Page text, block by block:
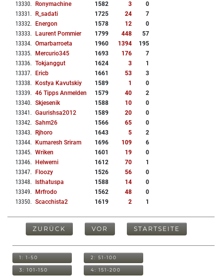
13330. Ronymachine 1582 3
0
13331 . R_sadati 1725 24
7
13332. Energon 1578 12
0
13333. Laurent Pommier 1799 448
57
13334. Omarbarroeta 1960 1394
195
13335. Mercurio345 1693 176
7
13336. Tokjanggut 1624 3
1
13337. Ericb 1661 53
3
13338. Kostya Kavutskiy 1589 1
0
13339. 46 Tipps Anmelden 1579 40
2
13340. Skjesenik 1588 10
0
13341 . Gaurishsa2012 1589 20
0
13342. Sahm26 1566 65
0
13343. Rjhoro 1643 5
2
13344. Kumaresh Sriram 1696 109
6
13345. Wriken 1601 19
0
13346. Helwerni 1612 70
1
13347. Floozy 1526 56
0
13348. Isthatuspa 1588 14
0
13349. Mrfrodo 1562 48
0
13350. Scacchista2 1619 2 1
ZURÜCK VOR STARTSEITE
1: 1-50 2: 51-100
3: 101-150 4: 151-200